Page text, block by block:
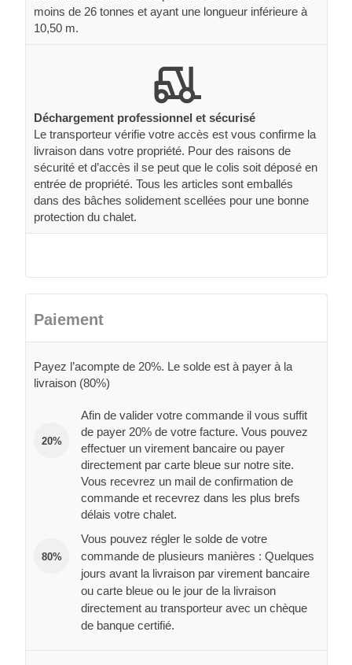
moins de 26 tonnes et ayant une longueur inférieure à
10,50 m.
Déchargement professionnel et sécurisé
Le transporteur vérifie votre accès est vous confirme la
livraison dans votre propriété. Pour des raisons de
sécurité et d’accès il se peut que le colis soit déposé en
entrée de propriété. Tous les articles sont emballés
dans des bâches solidement scellées pour une bonne
protection du chalet.
Paiement
Payez l’acompte de 20%. Le solde est à payer à la
livraison (80%)
20%
Afin de valider votre commande il vous suffit
de payer 20% de votre facture. Vous pouvez
effectuer un virement bancaire ou payer
directement par carte bleue sur notre site.
Vous recevrez un mail de confirmation de
commande et recevrez dans les plus brefs
délais votre chalet.
80%
Vous pouvez régler le solde de votre
commande de plusieurs manières : Quelques
jours avant la livraison par virement bancaire
ou carte bleue ou le jour de la livraison
directement au transporteur avec un chèque
de banque certifié.